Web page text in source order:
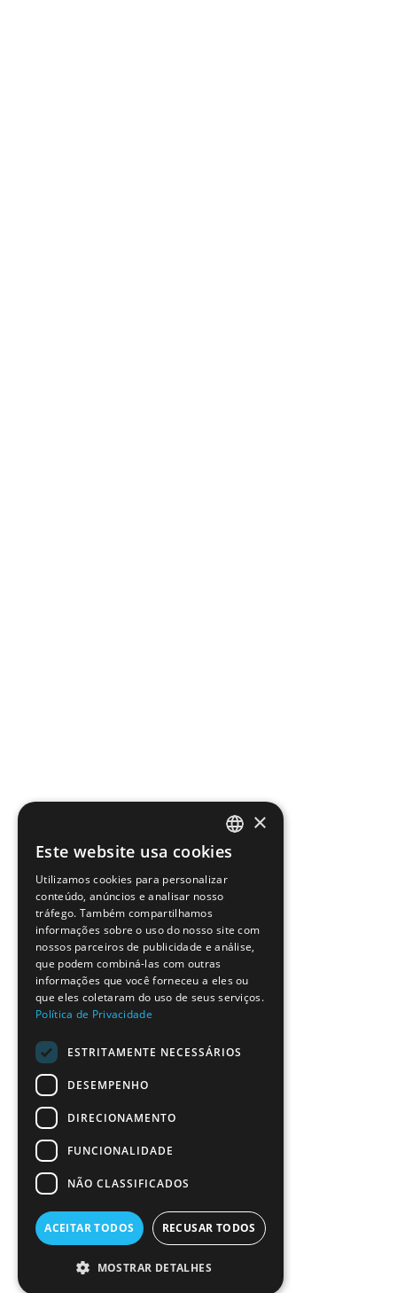
PORTUGUESE
ENGLISH
×
Este website usa cookies
Utilizamos cookies para personalizar
conteúdo, anúncios e analisar nosso
tráfego. Também compartilhamos
informações sobre o uso do nosso site com
nossos parceiros de publicidade e análise,
que podem combiná-las com outras
informações que você forneceu a eles ou
que eles coletaram do uso de seus serviços.
Política de Privacidade
ESTRITAMENTE NECESSÁRIOS
DESEMPENHO
DIRECIONAMENTO
FUNCIONALIDADE
NÃO CLASSIFICADOS
ACEITAR TODOS RECUSAR TODOS
MOSTRAR DETALHES